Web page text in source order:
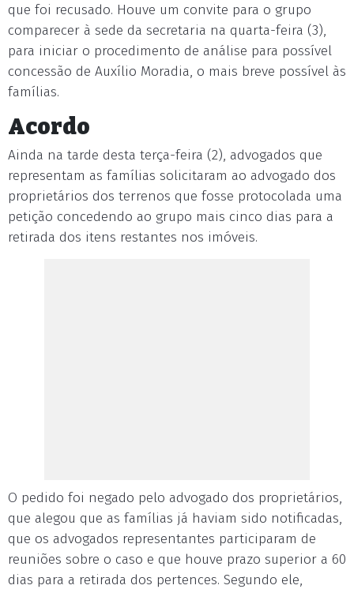
que foi recusado. Houve um convite para o grupo
comparecer à sede da secretaria na quarta-feira (3),
para iniciar o procedimento de análise para possível
concessão de Auxílio Moradia, o mais breve possível às
famílias.
Acordo
Ainda na tarde desta terça-feira (2), advogados que
representam as famílias solicitaram ao advogado dos
proprietários dos terrenos que fosse protocolada uma
petição concedendo ao grupo mais cinco dias para a
retirada dos itens restantes nos imóveis.
O pedido foi negado pelo advogado dos proprietários,
que alegou que as famílias já haviam sido notificadas,
que os advogados representantes participaram de
reuniões sobre o caso e que houve prazo superior a 60
dias para a retirada dos pertences. Segundo ele,